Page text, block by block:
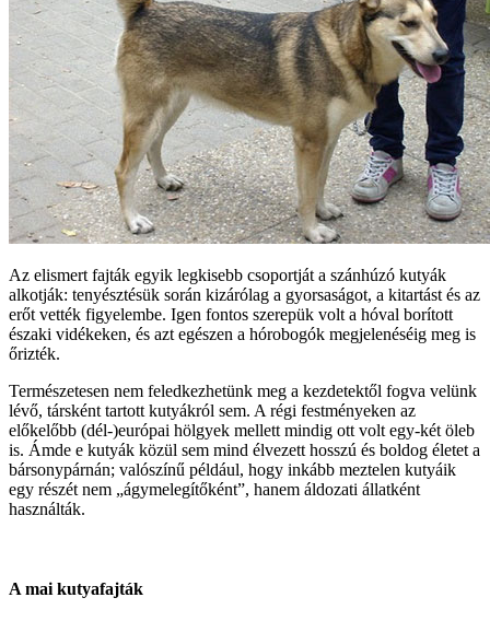
Az elismert fajták egyik legkisebb csoportját a szánhúzó kutyák
alkotják: tenyésztésük során kizárólag a gyorsaságot, a kitartást és az
erőt vették figyelembe. Igen fontos szerepük volt a hóval borított
északi vidékeken, és azt egészen a hórobogók megjelenéséig meg is
őrizték.
Természetesen nem feledkezhetünk meg a kezdetektől fogva velünk
lévő, társként tartott kutyákról sem. A régi festményeken az
előkelőbb (dél-)európai hölgyek mellett mindig ott volt egy-két öleb
is. Ámde e kutyák közül sem mind élvezett hosszú és boldog életet a
bársonypárnán; valószínű például, hogy inkább meztelen kutyáik
egy részét nem „ágymelegítőként”, hanem áldozati állatként
használták.
A mai kutyafajták